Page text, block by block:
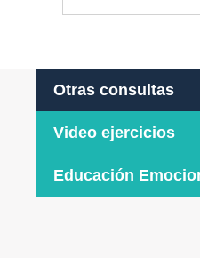
Otras consultas
Video ejercicios
Educación